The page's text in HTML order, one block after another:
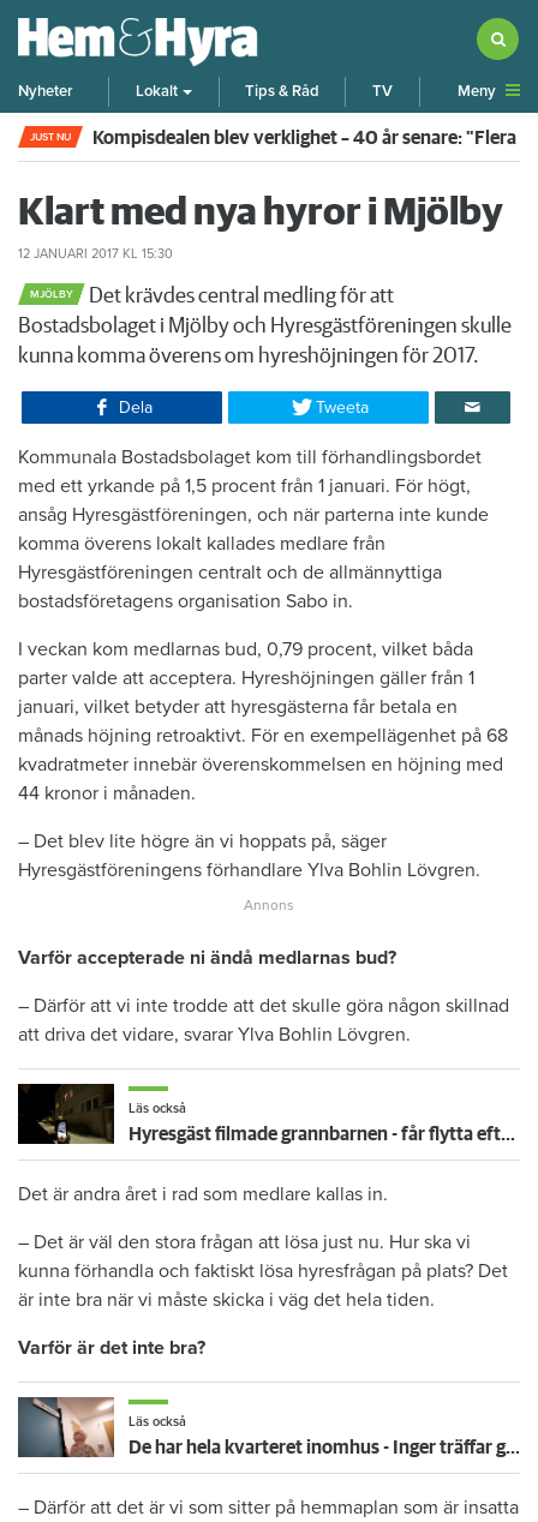
Nyheter Lokalt Tips & Råd TV Meny
JUST NU Kompisdealen blev verklighet – 40 år senare: "Flera
Klart med nya hyror i Mjölby
12 JANUARI 2017 KL 15:30
MJÖLBY
Det krävdes central medling för att
Bostadsbolaget i Mjölby och Hyresgästföreningen skulle
kunna komma överens om hyreshöjningen för 2017.
Dela Tweeta
Kommunala Bostadsbolaget kom till förhandlingsbordet
med ett yrkande på 1,5 procent från 1 januari. För högt,
ansåg Hyresgästföreningen, och när parterna inte kunde
komma överens lokalt kallades medlare från
Hyresgästföreningen centralt och de allmännyttiga
bostadsföretagens organisation Sabo in.
I veckan kom medlarnas bud, 0,79 procent, vilket båda
parter valde att acceptera. Hyreshöjningen gäller från 1
januari, vilket betyder att hyresgästerna får betala en
månads höjning retroaktivt. För en exempellägenhet på 68
kvadratmeter innebär överenskommelsen en höjning med
44 kronor i månaden.
– Det blev lite högre än vi hoppats på, säger
Hyresgästföreningens förhandlare Ylva Bohlin Lövgren.
Varför accepterade ni ändå medlarnas bud?
– Därför att vi inte trodde att det skulle göra någon skillnad
att driva det vidare, svarar Ylva Bohlin Lövgren.
Läs också
Hyresgäst filmade grannbarnen - får flytta efter långvarig konflikt i huset
Det är andra året i rad som medlare kallas in.
– Det är väl den stora frågan att lösa just nu. Hur ska vi
kunna förhandla och faktiskt lösa hyresfrågan på plats? Det
är inte bra när vi måste skicka i väg det hela tiden.
Varför är det inte bra?
Läs också
De har hela kvarteret inomhus - Inger träffar grannarna på Härliga gränd
– Därför att det är vi som sitter på hemmaplan som är insatta